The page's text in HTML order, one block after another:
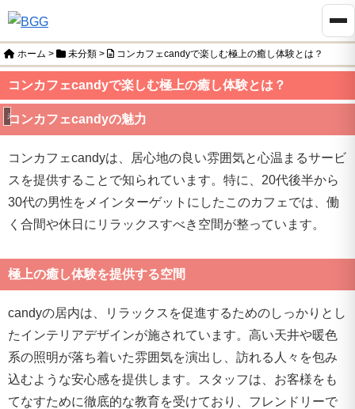
ホーム > 未分類 > コンカフェcandyで楽しむ極上の癒し体験とは？
コンカフェcandyで楽しむ極上の癒し体験とは？
未分類
コンカフェcandyの魅力
コンカフェcandyは、居心地の良い雰囲気と心温まるサービ
スを提供することで知られています。特に、20代後半から
30代の男性をメインターゲットにしたこのカフェでは、働
く合間や休日にリラックスすべき空間が整っています。
極上の癒し体験を提供する空間
candyの居内は、リラックスを促進するためのしっかりとし
たインテリアデザインが施されています。高い天井や暖色
系の照明が落ち着いた雰囲気を演出し、訪れる人々を包み
込むような安心感を提供します。スタッフは、お客様をも
てなすために徹底的な教育を受けており、フレンドリーで